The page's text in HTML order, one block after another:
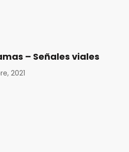
– Señales viales
2021